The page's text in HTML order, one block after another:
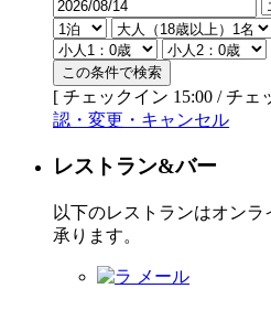
この条件で検索
[ チェックイン 15:00 / チェ
認・変更・キャンセル
レストラン&バー
以下のレストランはオン
承ります。